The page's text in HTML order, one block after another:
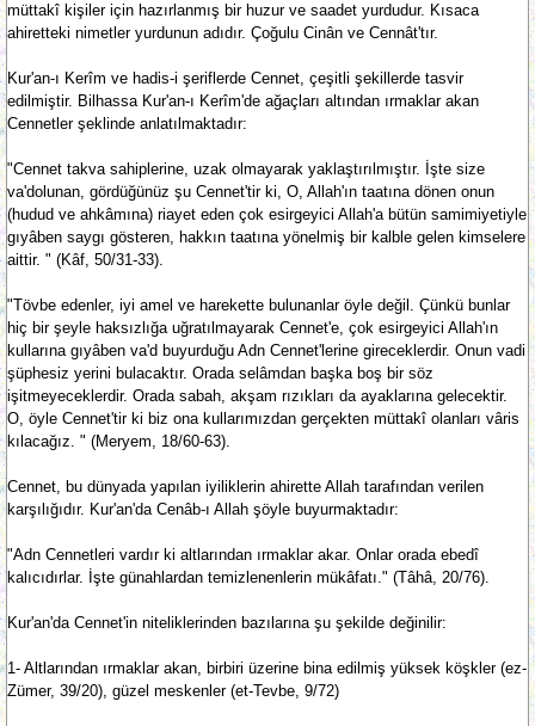
müttakî kişiler için hazırlanmış bir huzur ve saadet yurdudur. Kısaca
ahiretteki nimetler yurdunun adıdır. Çoğulu Cinân ve Cennât'tır.
Kur'an-ı Kerîm ve hadis-i şeriflerde Cennet, çeşitli şekillerde tasvir
edilmiştir. Bilhassa Kur'an-ı Kerîm'de ağaçları altından ırmaklar akan
Cennetler şeklinde anlatılmaktadır:
"Cennet takva sahiplerine, uzak olmayarak yaklaştırılmıştır. İşte size
va'dolunan, gördüğünüz şu Cennet'tir ki, O, Allah'ın taatına dönen onun
(hudud ve ahkâmına) riayet eden çok esirgeyici Allah'a bütün samimiyetiyle
gıyâben saygı gösteren, hakkın taatına yönelmiş bir kalble gelen kimselere
aittir. " (Kâf, 50/31-33).
"Tövbe edenler, iyi amel ve harekette bulunanlar öyle değil. Çünkü bunlar
hiç bir şeyle haksızlığa uğratılmayarak Cennet'e, çok esirgeyici Allah'ın
kullarına gıyâben va'd buyurduğu Adn Cennet'lerine gireceklerdir. Onun vadi
şüphesiz yerini bulacaktır. Orada selâmdan başka boş bir söz
işitmeyeceklerdir. Orada sabah, akşam rızıkları da ayaklarına gelecektir.
O, öyle Cennet'tir ki biz ona kullarımızdan gerçekten müttakî olanları vâris
kılacağız. " (Meryem, 18/60-63).
Cennet, bu dünyada yapılan iyiliklerin ahirette Allah tarafından verilen
karşılığıdır. Kur'an'da Cenâb-ı Allah şöyle buyurmaktadır:
"Adn Cennetleri vardır ki altlarından ırmaklar akar. Onlar orada ebedî
kalıcıdırlar. İşte günahlardan temizlenenlerin mükâfatı." (Tâhâ, 20/76).
Kur'an'da Cennet'in niteliklerinden bazılarına şu şekilde değinilir:
1- Altlarından ırmaklar akan, birbiri üzerine bina edilmiş yüksek köşkler (ez-
Zümer, 39/20), güzel meskenler (et-Tevbe, 9/72)